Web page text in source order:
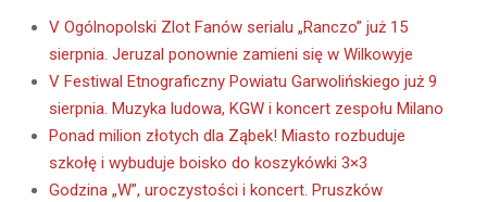
V Ogólnopolski Zlot Fanów serialu „Ranczo” już 15
sierpnia. Jeruzal ponownie zamieni się w Wilkowyje
V Festiwal Etnograficzny Powiatu Garwolińskiego już 9
sierpnia. Muzyka ludowa, KGW i koncert zespołu Milano
Ponad milion złotych dla Ząbek! Miasto rozbuduje
szkołę i wybuduje boisko do koszykówki 3×3
Godzina „W”, uroczystości i koncert. Pruszków